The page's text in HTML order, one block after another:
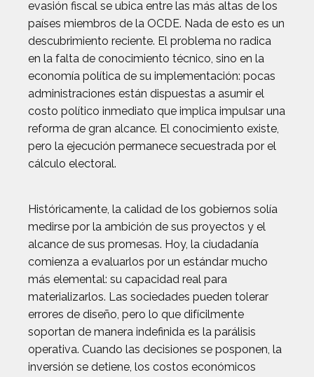
evasión fiscal se ubica entre las más altas de los
países miembros de la OCDE. Nada de esto es un
descubrimiento reciente. El problema no radica
en la falta de conocimiento técnico, sino en la
economía política de su implementación: pocas
administraciones están dispuestas a asumir el
costo político inmediato que implica impulsar una
reforma de gran alcance. El conocimiento existe,
pero la ejecución permanece secuestrada por el
cálculo electoral.
Históricamente, la calidad de los gobiernos solía
medirse por la ambición de sus proyectos y el
alcance de sus promesas. Hoy, la ciudadanía
comienza a evaluarlos por un estándar mucho
más elemental: su capacidad real para
materializarlos. Las sociedades pueden tolerar
errores de diseño, pero lo que difícilmente
soportan de manera indefinida es la parálisis
operativa. Cuando las decisiones se posponen, la
inversión se detiene, los costos económicos